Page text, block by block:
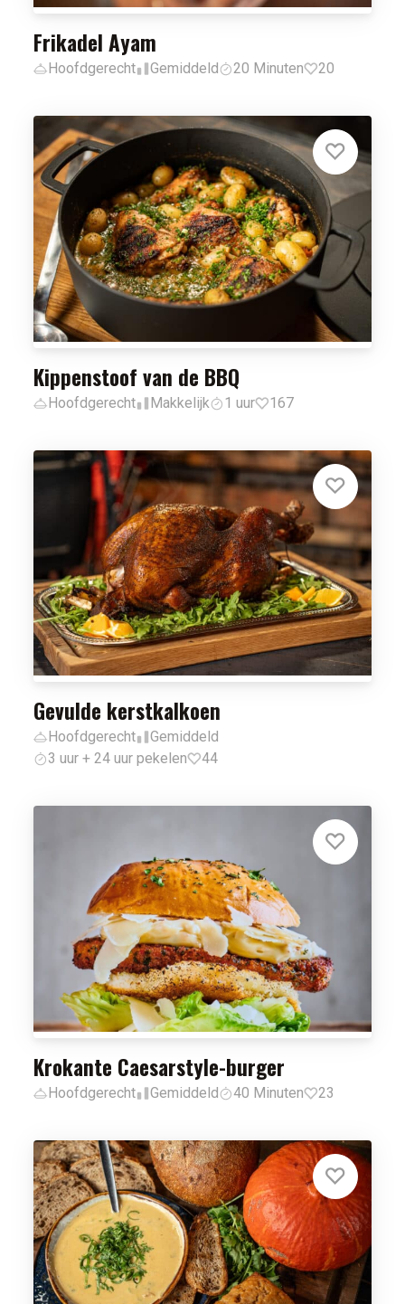
Frikadel Ayam
Hoofdgerecht Gemiddeld 20 Minuten 20
Kippenstoof van de BBQ
Hoofdgerecht Makkelijk 1 uur 167
Gevulde kerstkalkoen
Hoofdgerecht
Gemiddeld
3 uur + 24 uur pekelen
44
Krokante Caesarstyle-burger
Hoofdgerecht Gemiddeld 40 Minuten 23